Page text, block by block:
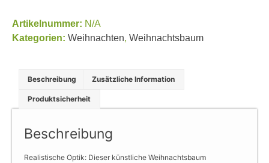
Artikelnummer: N/A
Kategorien: Weihnachten, Weihnachtsbaum
Beschreibung Zusätzliche Information
Produktsicherheit
Beschreibung
Realistische Optik: Dieser künstliche Weihnachtsbaum